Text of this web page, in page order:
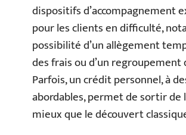
dispositifs d’accompagnement
pour les clients en difficulté,
possibilité d’un allègement
des frais ou d’un regroupement
Parfois, un crédit personnel, à
abordables, permet de sortir de
mieux que le découvert